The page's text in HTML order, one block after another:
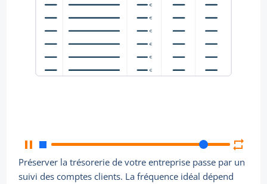
Préserver la trésorerie de votre entreprise passe par un
suivi des comptes clients. La fréquence idéal dépend